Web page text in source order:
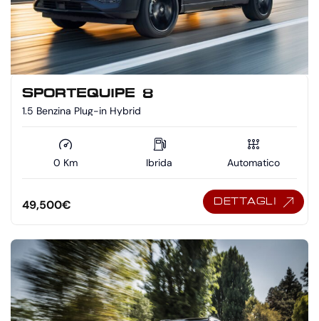
SPORTEQUIPE 8
1.5 Benzina Plug-in Hybrid
0 Km Ibrida Automatico
49,500€ DETTAGLI